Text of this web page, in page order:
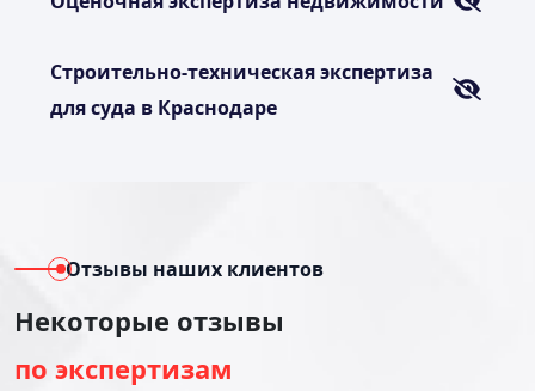
Строительно-техническая экспертиза
для суда в Краснодаре
Отзывы наших клиентов
Некоторые отзывы
по экспертизам